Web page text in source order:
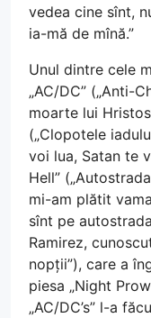
vedea cine sînt,
ia-mă de mînă.”
Unul dintre cele
„AC/DC” („Anti-
moarte lui
(„Clopotele
voi lua, Satan te
Hell”
mi-am plătit
sînt pe
Ramirez,
nopții”), care a
piesa „Night
„AC/DC’s” l-a